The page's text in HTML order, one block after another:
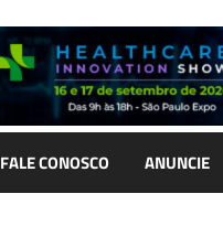
FALE CONOSCO ANUNCIE